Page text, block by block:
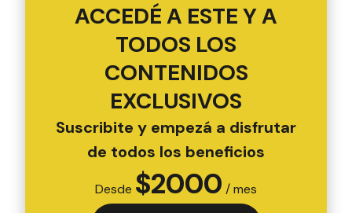
ACCEDÉ A ESTE Y A
TODOS LOS
CONTENIDOS
EXCLUSIVOS
Suscribite y empezá a disfrutar
de todos los beneficios
Desde $2000 / mes